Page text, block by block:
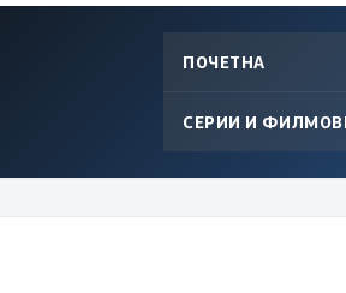
ПОЧЕТНА
СЕРИИ И